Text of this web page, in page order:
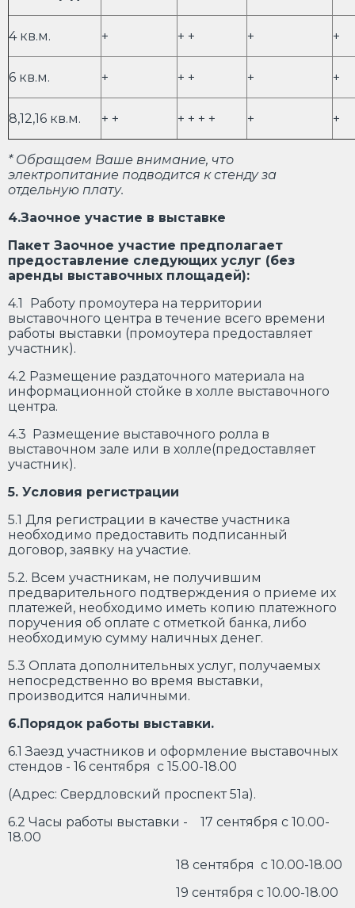
4 кв.м. + + + + +
6 кв.м. + + + + +
8,12,16 кв.м. + + + + + + + +
* Обращаем Ваше внимание, что
электропитание подводится к стенду за
отдельную плату.
4.Заочное участие в выставке
Пакет Заочное участие предполагает
предоставление следующих услуг (без
аренды выставочных площадей):
4.1
Работу промоутера на территории
выставочного центра в течение всего времени
работы выставки (промоутера предоставляет
участник).
4.2 Размещение раздаточного материала на
информационной стойке в холле выставочного
центра.
4.3 Размещение выставочного ролла в
выставочном зале или в холле(предоставляет
участник).
5. Условия регистрации
5.1 Для регистрации в качестве участника
необходимо предоставить подписанный
договор, заявку на участие.
5.2. Всем участникам, не получившим
предварительного подтверждения о приеме их
платежей, необходимо иметь копию платежного
поручения об оплате с отметкой банка, либо
необходимую сумму наличных денег.
5.3 Оплата дополнительных услуг, получаемых
непосредственно во время выставки,
производится наличными.
6.Порядок работы выставки.
6.1 Заезд участников и оформление выставочных
стендов - 16 сентября с 15.00-18.00
(Адрес: Свердловский проспект 51а).
6.2 Часы работы выставки - 17 сентября с 10.00-
18.00
18 сентября с 10.00-18.00
19 сентября с 10.00-18.00